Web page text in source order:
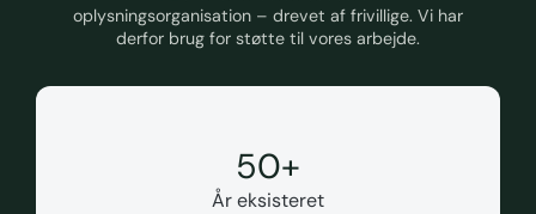
oplysningsorganisation – drevet af frivillige. Vi har
derfor brug for støtte til vores arbejde.
50+
År eksisteret